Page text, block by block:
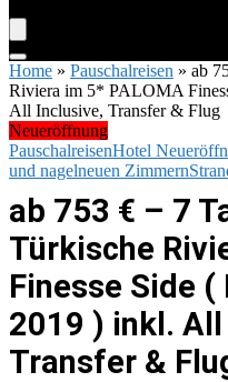
Home » Pauschalreisen » ab
Riviera im 5* PALOMA
All Inclusive, Transfer & Flug
Neueröffnung
PauschalreisenHotel
und nagelneuen Zimmern
ab 753 € – 7
Türkische
Finesse Side
2019 ) inkl.
Transfer &